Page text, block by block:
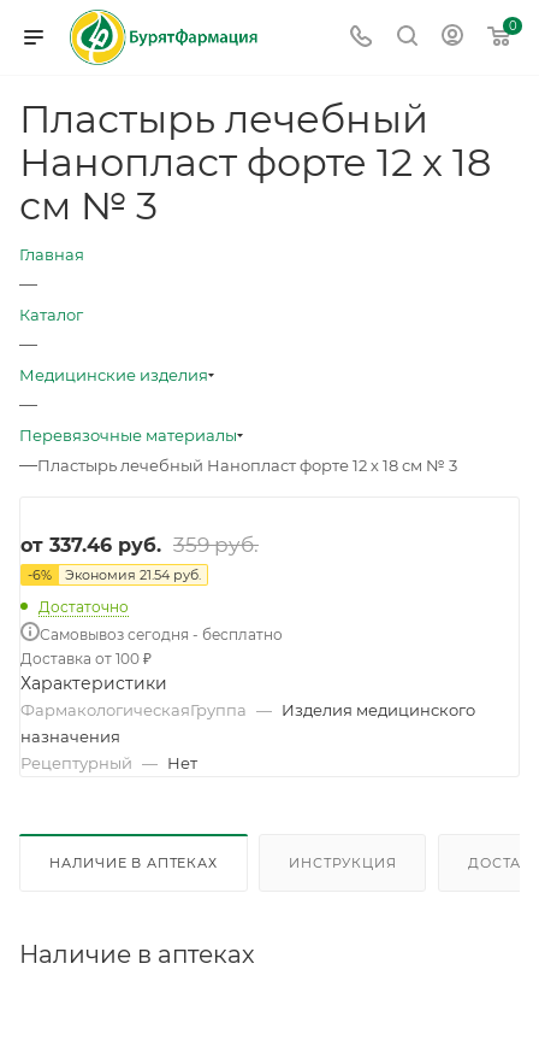
0
Пластырь лечебный
Нанопласт форте 12 х 18
см № 3
Главная
—
Каталог
—
Медицинские изделия
—
Перевязочные материалы
—Пластырь лечебный Нанопласт форте 12 х 18 см № 3
от 337.46 руб. 359 руб.
-6% Экономия 21.54 руб.
Достаточно
Самовывоз сегодня - бесплатно
Доставка от 100 ₽
Характеристики
ФармакологическаяГруппа — Изделия медицинского
назначения
Рецептурный — Нет
НАЛИЧИЕ В АПТЕКАХ ИНСТРУКЦИЯ
Наличие в аптеках